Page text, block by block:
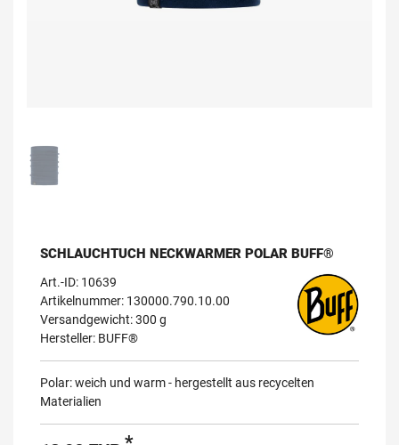
SCHLAUCHTUCH NECKWARMER POLAR BUFF®
Art.-ID: 10639
Artikelnummer: 130000.790.10.00
Versandgewicht: 300 g
Hersteller: BUFF®
Polar: weich und warm - hergestellt aus recycelten
Materialien